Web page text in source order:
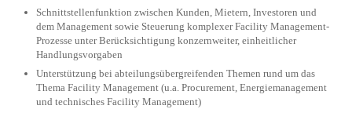
Schnittstellenfunktion zwischen Kunden, Mietern, Investoren und
dem Management sowie Steuerung komplexer Facility Management-
Prozesse unter Berücksichtigung konzernweiter, einheitlicher
Handlungsvorgaben
Unterstützung bei abteilungsübergreifenden Themen rund um das
Thema Facility Management (u.a. Procurement, Energiemanagement
und technisches Facility Management)